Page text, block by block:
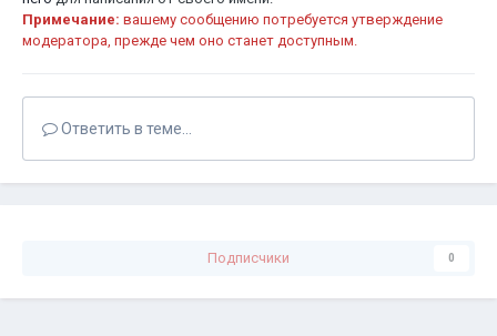
Примечание: вашему сообщению потребуется утверждение
модератора, прежде чем оно станет доступным.
Ответить в теме...
Подписчики 0